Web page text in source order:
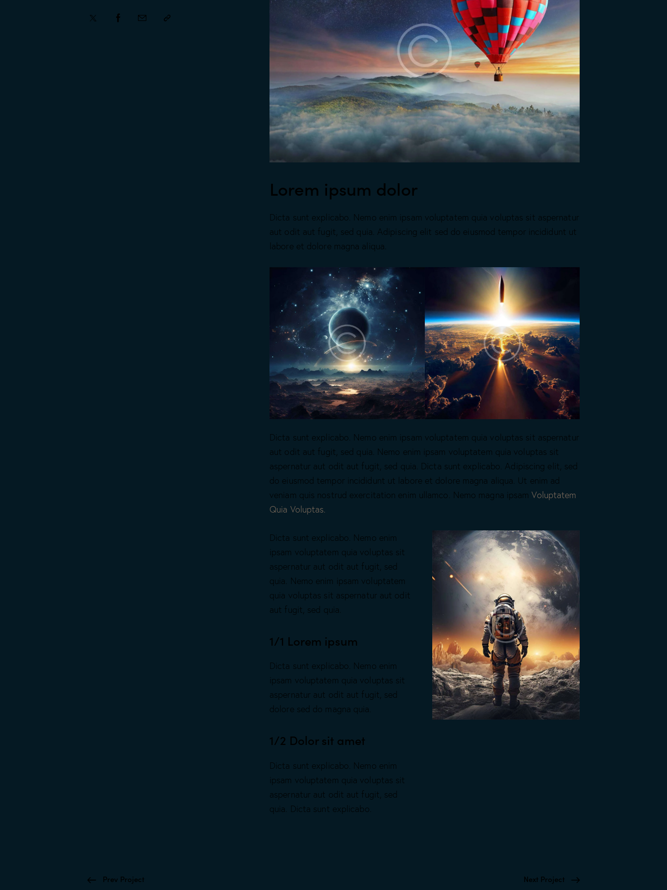
Lorem ipsum dolor
Dicta sunt explicabo. Nemo enim ipsam voluptatem quia voluptas sit aspernatur
aut odit aut fugit, sed quia. Adipiscing elit sed do eiusmod tempor incididunt ut
labore et dolore magna aliqua.
Dicta sunt explicabo. Nemo enim ipsam voluptatem quia voluptas sit aspernatur
aut odit aut fugit, sed quia. Nemo enim ipsam voluptatem quia voluptas sit
aspernatur aut odit aut fugit, sed quia. Dicta sunt explicabo. Adipiscing elit, sed
do eiusmod tempor incididunt ut labore et dolore magna aliqua. Ut enim ad
veniam quis nostrud exercitation enim ullamco. Nemo magna ipsamVoluptatem
Quia Voluptas.
Dicta sunt explicabo. Nemo enim
ipsam voluptatem quia voluptas sit
aspernatur aut odit aut fugit, sed
quia. Nemo enim ipsam voluptatem
quia voluptas sit aspernatur aut odit
aut fugit, sed quia.
1/1 Lorem ipsum
Dicta sunt explicabo. Nemo enim
ipsam voluptatem quia voluptas sit
aspernatur aut odit aut fugit, sed
dolore sed do magna quia.
1/2 Dolor sit amet
Dicta sunt explicabo. Nemo enim
ipsam voluptatem quia voluptas sit
aspernatur aut odit aut fugit, sed
quia. Dicta sunt explicabo.
Prev Project Next Project